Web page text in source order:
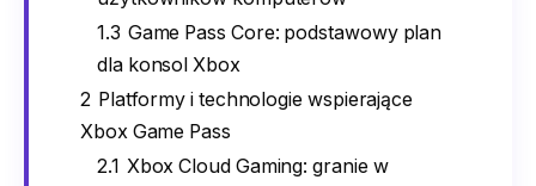
1.3 Game Pass Core: podstawowy plan
dla konsol Xbox
2 Platformy i technologie wspierające
Xbox Game Pass
2.1 Xbox Cloud Gaming: granie w